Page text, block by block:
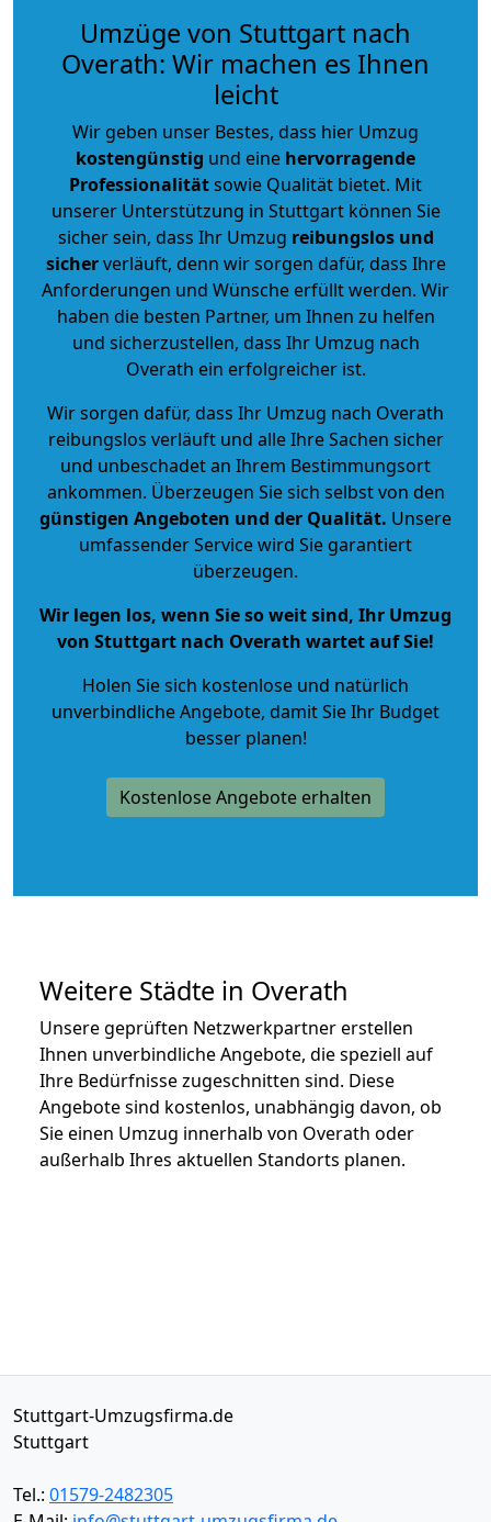
Umzüge von Stuttgart nach
Overath: Wir machen es Ihnen
leicht
Wir geben unser Bestes, dass hier Umzug
kostengünstig und eine hervorragende
Professionalitätsowie Qualität bietet. Mit
unserer Unterstützung in Stuttgart können Sie
sicher sein, dass Ihr Umzug reibungslos und
sicherverläuft, denn wir sorgen dafür, dass Ihre
Anforderungen und Wünsche erfüllt werden. Wir
haben die besten Partner, um Ihnen zu helfen
und sicherzustellen, dass Ihr Umzug nach
Overath ein erfolgreicher ist.
Wir sorgen dafür, dass Ihr Umzug nach Overath
reibungslos verläuft und alle Ihre Sachen sicher
und unbeschadet an Ihrem Bestimmungsort
ankommen. Überzeugen Sie sich selbst von den
günstigen Angeboten und der Qualität. Unsere
umfassender Service wird Sie garantiert
überzeugen.
Wir legen los, wenn Sie so weit sind, Ihr Umzug
von Stuttgart nach Overath wartet auf Sie!
Holen Sie sich kostenlose und natürlich
unverbindliche Angebote, damit Sie Ihr Budget
besser planen!
Kostenlose Angebote erhalten
Weitere Städte in Overath
Unsere geprüften Netzwerkpartner erstellen
Ihnen unverbindliche Angebote, die speziell auf
Ihre Bedürfnisse zugeschnitten sind. Diese
Angebote sind kostenlos, unabhängig davon, ob
Sie einen Umzug innerhalb von Overath oder
außerhalb Ihres aktuellen Standorts planen.
Stuttgart-Umzugsfirma.de
Stuttgart
Tel.: 01579-2482305